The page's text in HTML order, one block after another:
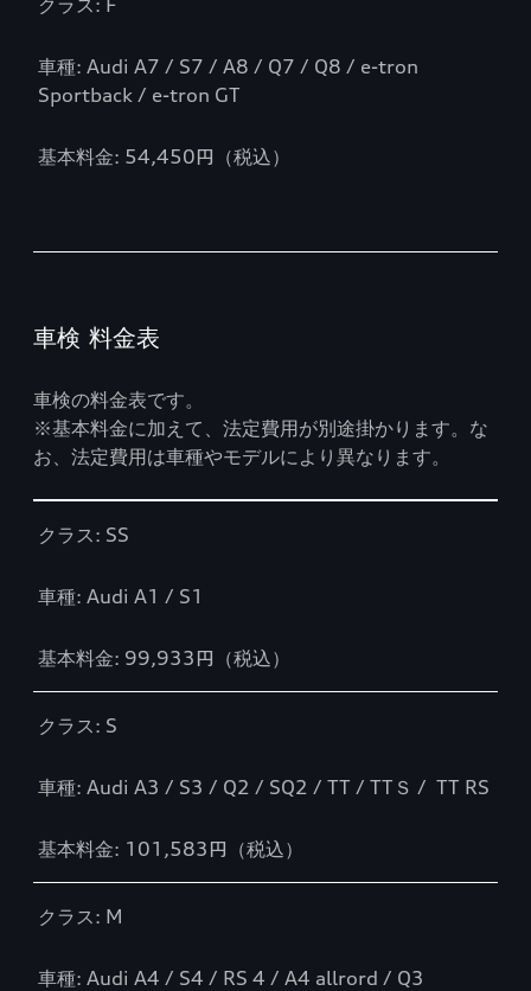
クラス: F
車種: Audi A7 / S7 / A8 / Q7 / Q8 / e-tron
Sportback / e-tron GT
基本料金: 54,450円（税込）
車検 料金表
車検の料金表です。
※基本料金に加えて、法定費用が別途掛かります。な
お、法定費用は車種やモデルにより異なります。
クラス: SS
車種: Audi A1 / S1
基本料金: 99,933円（税込）
クラス: S
車種: Audi A3 / S3 / Q2 / SQ2 / TT / TTＳ / TT RS
基本料金: 101,583円（税込）
クラス: M
車種: Audi A4 / S4 / RS 4 / A4 allrord / Q3